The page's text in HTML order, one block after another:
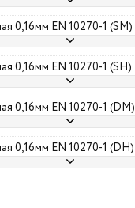
0,16мм EN 10270-1 (SM)
0,16мм EN 10270-1 (SH)
0,16мм EN 10270-1 (DM)
0,16мм EN 10270-1 (DH)